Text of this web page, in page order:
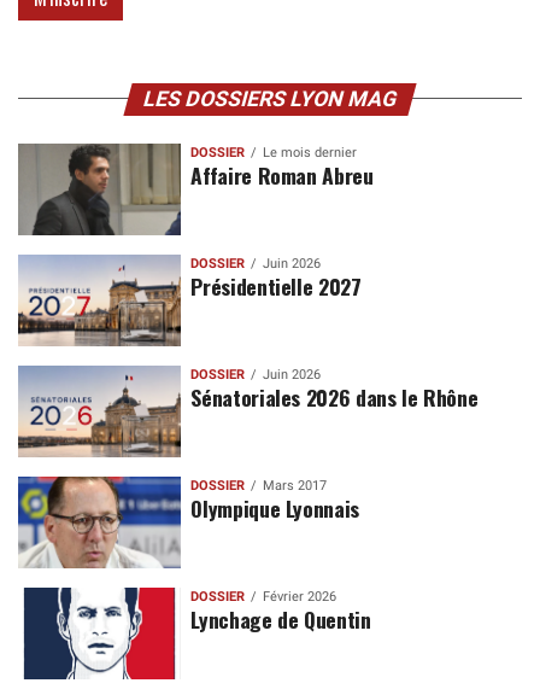
LES DOSSIERS LYON MAG
DOSSIER Le mois dernier
Affaire Roman Abreu
DOSSIER Juin 2026
Présidentielle 2027
DOSSIER Juin 2026
Sénatoriales 2026 dans le Rhône
DOSSIER Mars 2017
Olympique Lyonnais
DOSSIER Février 2026
Lynchage de Quentin